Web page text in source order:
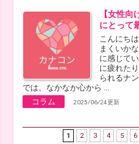
【女性
にとって
こんにち
まくいか
に感じて
に疲れた
られるナ
では、なかなか心から ...
コラム
2025/06/24更新
1 2 3 4 5 6